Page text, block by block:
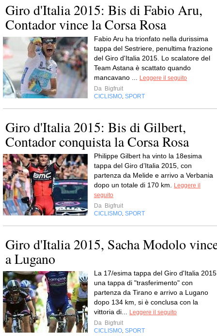
Giro d'Italia 2015: Bis di Fabio Aru,
Contador vince la Corsa Rosa
Fabio Aru ha trionfato nella durissima
tappa del Sestriere, penultima frazione
del Giro d'Italia 2015. Lo scalatore del
Team Astana è scattato quando
mancavano ...
Leggere il seguito
Da Bigfruit
CICLISMO SPORT
Giro d'Italia 2015: Bis di Gilbert,
Contador conquista la Corsa Rosa
Philippe Gilbert ha vinto la 18esima
tappa del Giro d’Italia 2015, con
partenza da Melide e arrivo a Verbania
dopo un totale di 170 km.
Leggere il
seguito
Da Bigfruit
CICLISMO SPORT
Giro d'Italia 2015, Sacha Modolo
a Lugano
La 17/esima tappa del Giro d'Italia
una tappa di "trasferimento" con
partenza da Tirano e arrivo a Lugano
dopo 134 km, si è conclusa con la
vittoria di...
Leggere il seguito
Da Bigfruit
CICLISMO SPORT